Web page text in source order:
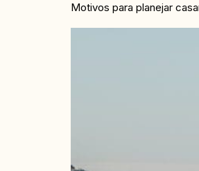
Motivos para planejar